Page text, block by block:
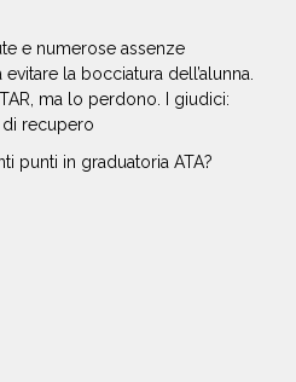
e numerose assenze
la bocciatura dell’alunna.
ma lo perdono. I giudici:
di recupero
punti in graduatoria ATA?